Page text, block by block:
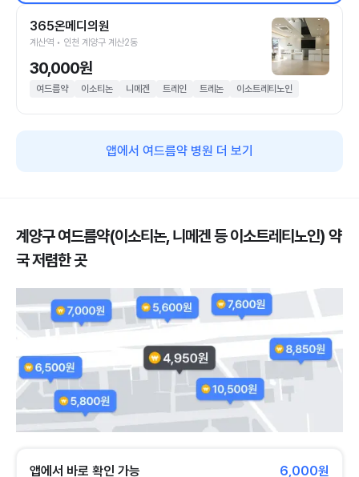
365온메디의원
계산역 • 인천 계양구 계산2동
30,000원
여드름약 이소티논 니메겐 트레인 트레논 이소트레티노인
앱에서 여드름약 병원 더 보기
계양구 여드름약(이소티논, 니메겐 등 이소트레티노인) 약
국 저렴한 곳
앱에서 바로 확인 가능 6,000원